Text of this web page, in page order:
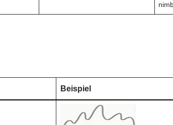
Beispiel